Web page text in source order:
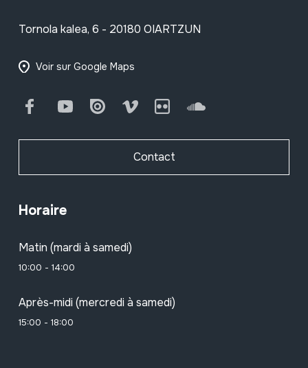
Tornola kalea, 6 - 20180 OIARTZUN
Voir sur Google Maps
FacebookYoutube Issuu Vimeo Flickr SoundCloud
Contact
Horaire
Matin (mardi à samedi)
10:00 - 14:00
Après-midi (mercredi à samedi)
15:00 - 18:00